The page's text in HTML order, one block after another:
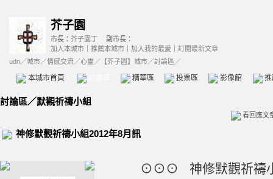
芥子園
市長： 芥子園丁
副市長：
加入本城市
推薦本城市 加入我的最愛
訂閱最新文章
udn／城市／情感交流／心靈 ／ 【芥子園】城市／討論區／
本城市首頁 精華區 投票區 影像館
討論區／默觀祈禱小組
看回應文
神修默觀祈禱小組2012年8月訊
⊙⊙⊙ 神修默觀祈禱